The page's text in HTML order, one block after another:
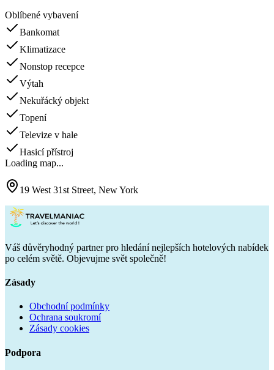
Oblíbené vybavení
Bankomat
Klimatizace
Nonstop recepce
Výtah
Nekuřácký objekt
Topení
Televize v hale
Hasicí přístroj
Loading map...
19 West 31st Street, New York
Váš důvěryhodný partner pro hledání nejlepších hotelových nabídek
po celém světě. Objevujme svět společně!
Zásady
Obchodní podmínky
Ochrana soukromí
Zásady cookies
Podpora